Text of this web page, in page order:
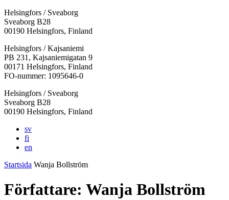
Helsingfors / Sveaborg
Sveaborg B28
00190 Helsingfors, Finland
Facebook:
Öppnas
i
en
flik
Instagram:
Öppnas
i
en
flik
TikTok:
Öppnas
i
en
flik
Youtube:
Öppnas
i
en
flik
Vimeo:
Öppnas
i
en
flik
Helsingfors / Kajsaniemi
PB 231, Kajsaniemigatan 9
00171 Helsingfors, Finland
FO-nummer: 1095646-0
Helsingfors / Sveaborg
Sveaborg B28
00190 Helsingfors, Finland
sv
fi
en
Startsida Wanja Bollström
Författare: Wanja Bollström